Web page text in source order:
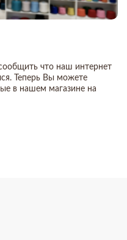
что наш интернет
Теперь Вы можете
в нашем магазине на